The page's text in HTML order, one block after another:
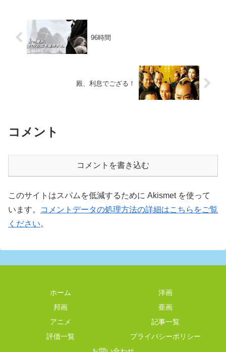
96時間
殿、利息でござる！
コメント
コメントを書き込む
このサイトはスパムを低減するために Akismet を使って
います。
コメントデータの処理方法の詳細はこちらをご覧
ください。
ホーム
洋画
邦画
亜画
アニメ
記事一覧
評価一覧
プライバシーポリシー